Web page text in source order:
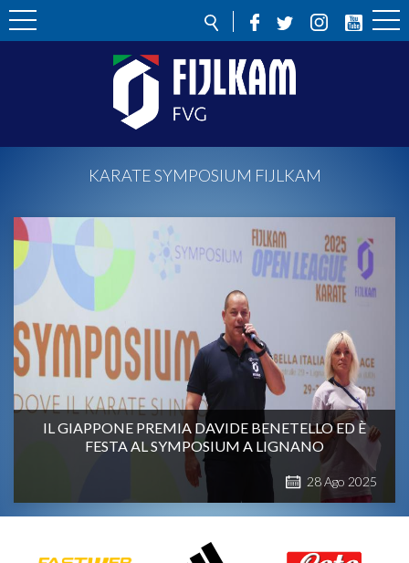
KARATE SYMPOSIUM FIJLKAM
IL GIAPPONE PREMIA DAVIDE BENETELLO ED È
FESTA AL SYMPOSIUM A LIGNANO
28Ago 2025